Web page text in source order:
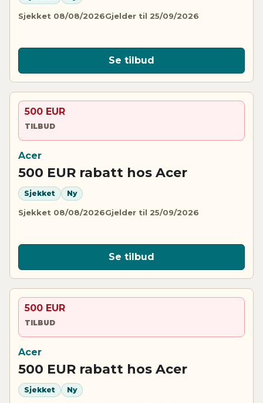
Sjekket 08/08/2026Gjelder til 25/09/2026
Se tilbud
500 EUR
TILBUD
Acer
500 EUR rabatt hos Acer
Sjekket Ny
Sjekket 08/08/2026Gjelder til 25/09/2026
Se tilbud
500 EUR
TILBUD
Acer
500 EUR rabatt hos Acer
Sjekket Ny